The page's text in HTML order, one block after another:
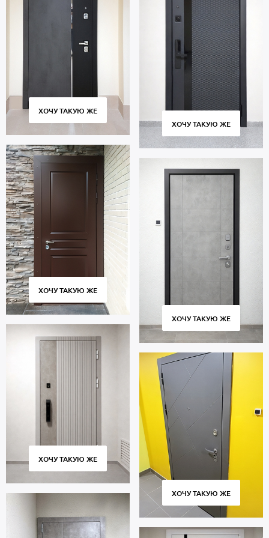
ХОЧУ ТАКУЮ ЖЕ
ХОЧУ ТАКУЮ ЖЕ
ХОЧУ ТАКУЮ ЖЕ
ХОЧУ ТАКУЮ ЖЕ
ХОЧУ ТАКУЮ ЖЕ
ХОЧУ ТАКУЮ ЖЕ